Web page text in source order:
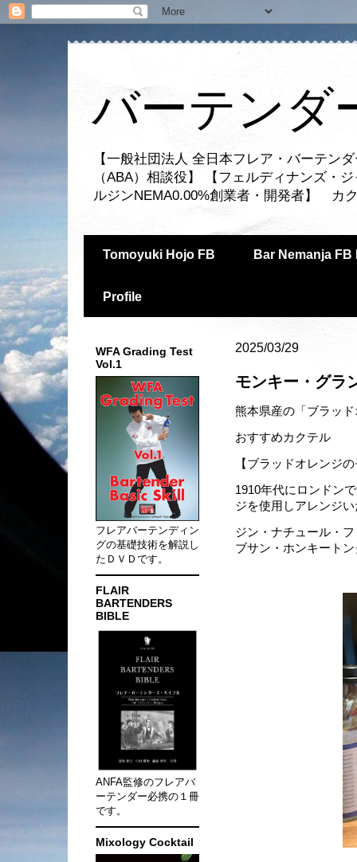
バーテンダ
【一般社団法人 全日本フレア・バーテン
（ABA）相談役】 【フェルディナンズ・
ルジンNEMA0.00%創業者・開発者】 カ
Tomoyuki Hojo FB Bar Nemanja FB
Profile
2025/03/29
モンキー・グラ
熊本県産の「ブラッ
おすすめカクテル
【ブラッドオレンジ
1910年代にロンドン
ジを使用しアレンジ
ジン・ナチュール・
ブサン・ホンキート
WFA Grading Test
Vol.1
フレアバーテンディン
グの基礎技術を解説し
たＤＶＤです。
FLAIR
BARTENDERS
BIBLE
ANFA監修のフレアバ
ーテンダー必携の１冊
です。
Mixology Cocktail